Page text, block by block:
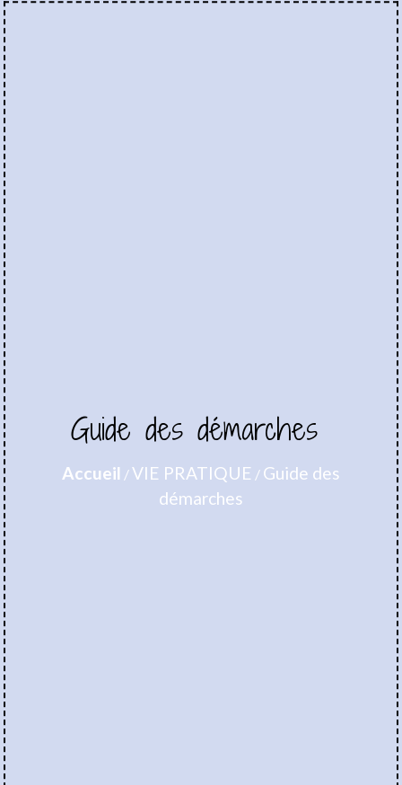
Guide des démarches
Accueil /VIE PRATIQUE / Guide des
démarches